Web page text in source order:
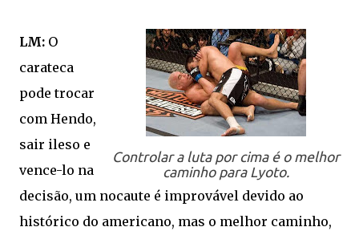
Controlar a luta por cima é o melhor
caminho para Lyoto.
LM: O
carateca
pode trocar
com Hendo,
sair ileso e
vence-lo na
decisão, um nocaute é improvável devido ao
histórico do americano, mas o melhor caminho,